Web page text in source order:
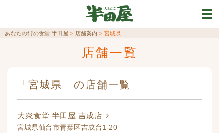
あなたの街の食堂 半田屋 > 店舗案内 > 宮城県
店舗一覧
「宮城県」の店舗一覧
大衆食堂 半田屋 吉成店
宮城県仙台市青葉区吉成台1-20